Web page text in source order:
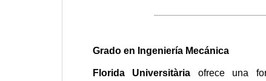
Grado en Ingeniería Mecánica
Florida Universitària ofrece una